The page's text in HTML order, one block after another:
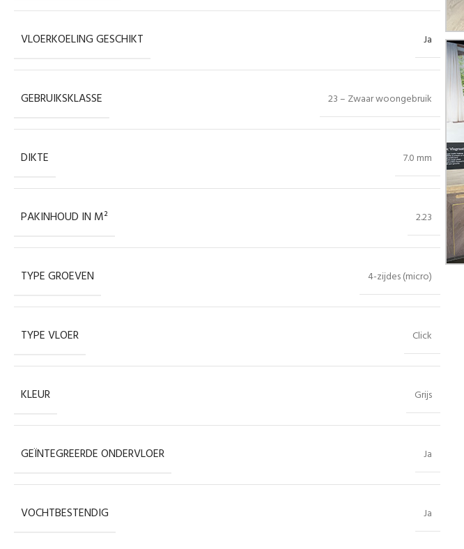
VLOERKOELING GESCHIKT Ja
GEBRUIKSKLASSE 23 – Zwaar woongebruik
DIKTE 7.0 mm
PAKINHOUD IN M² 2.23
TYPE GROEVEN 4-zijdes (micro)
TYPE VLOER Click
KLEUR Grijs
GEÏNTEGREERDE ONDERVLOER Ja
VOCHTBESTENDIG Ja